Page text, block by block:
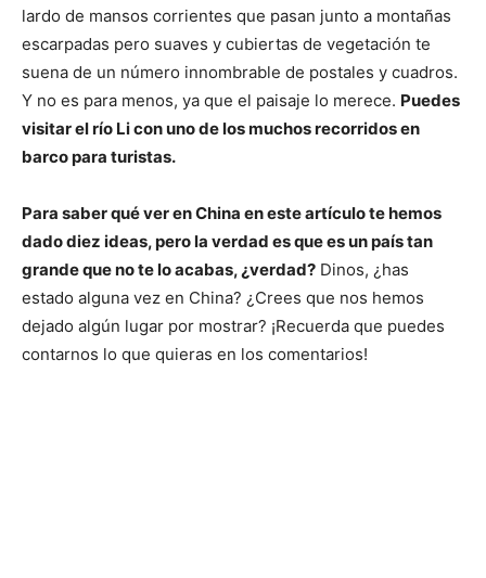
lardo de mansos corrientes que pasan junto a montañas
escarpadas pero suaves y cubiertas de vegetación te
suena de un número innombrable de postales y cuadros.
Y no es para menos, ya que el paisaje lo merece. Puedes
visitar el río Li con uno de los muchos recorridos en
barco para turistas.
Para saber qué ver en China en este artículo te hemos
dado diez ideas, pero la verdad es que es un país tan
grande que no te lo acabas, ¿verdad? Dinos, ¿has
estado alguna vez en China? ¿Crees que nos hemos
dejado algún lugar por mostrar? ¡Recuerda que puedes
contarnos lo que quieras en los comentarios!